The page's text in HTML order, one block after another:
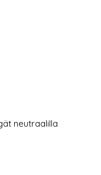
neutraalilla